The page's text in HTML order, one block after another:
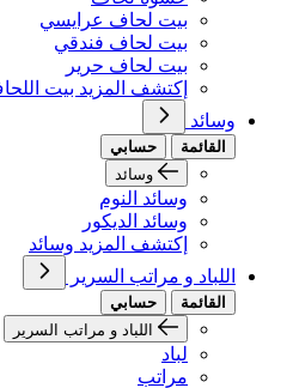
بيت لحاف عرايسي
بيت لحاف فندقي
بيت لحاف حرير
إكتشف المزيد بيت
وسائد
القائمة
حسابي
وسائد
وسائد النوم
وسائد الديكور
إكتشف المزيد وسائد
اللباد و مراتب السرير
القائمة
حسابي
اللباد و مراتب السرير
لباد
مراتب